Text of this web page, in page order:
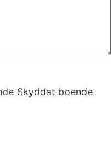
Skyddat boende